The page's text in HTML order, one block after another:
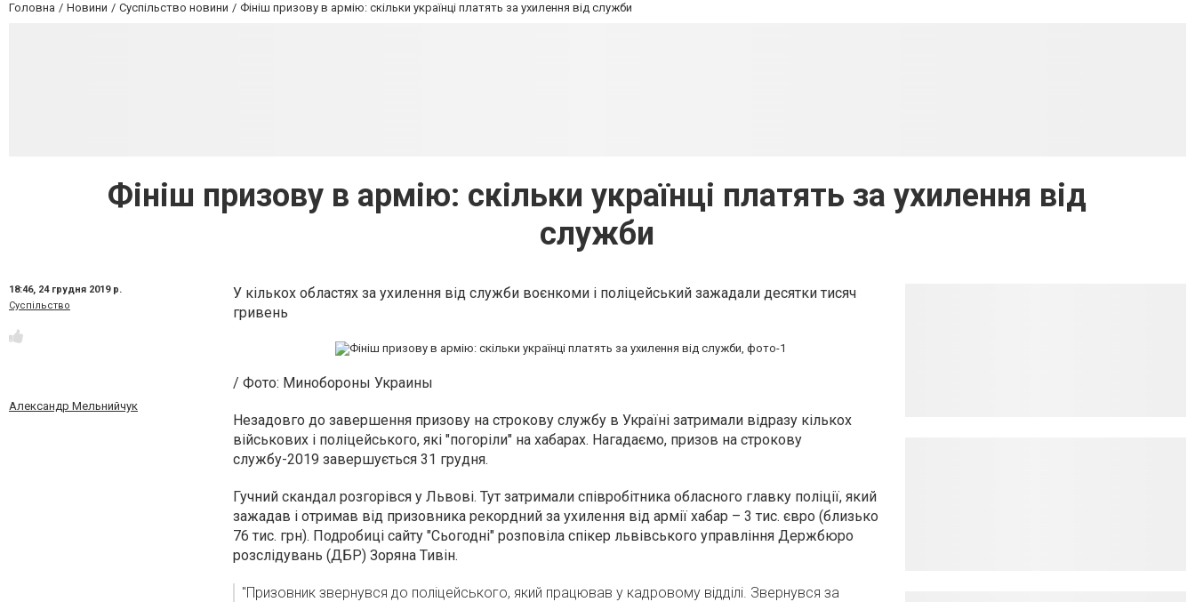
Головна Новини Суспільство новини Фініш призову в армію: скільки українці платять за ухилення від служби
Фініш призову в армію: скільки українці платять за ухилення від
служби
18:46, 24 грудня 2019 р.
Суспільство
Александр Мельнийчук
У кількох областях за ухилення від служби воєнкоми і поліцейський зажадали десятки тисяч
гривень
/ Фото: Минобороны Украины
Незадовго до завершення призову на строкову службу в Україні затримали відразу кількох
військових і поліцейського, які "погоріли" на хабарах. Нагадаємо, призов на строкову
службу-2019 завершується 31 грудня.
Гучний скандал розгорівся у Львові. Тут затримали співробітника обласного главку поліції, який
зажадав і отримав від призовника рекордний за ухилення від армії хабар – 3 тис. євро (близько
76 тис. грн). Подробиці сайту "Сьогодні" розповіла спікер львівського управління Держбюро
розслідувань (ДБР) Зоряна Тивін.
"Призовник звернувся до поліцейського, який працював у кадровому відділі. Звернувся за